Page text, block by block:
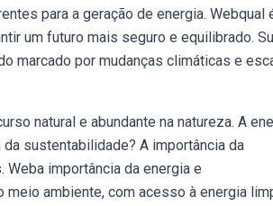
para a geração de energia. Webqual
um futuro mais seguro e equilibrado.
marcado por mudanças climáticas e
natural e abundante na natureza. A
sustentabilidade? A importância da
importância da energia e
ambiente, com acesso à energia